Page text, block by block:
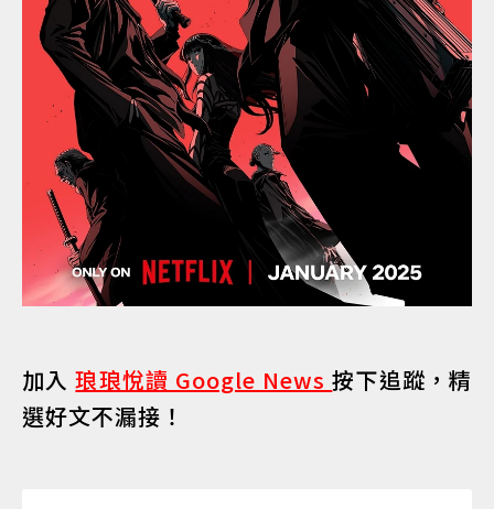
加入琅琅悅讀 Google News按下追蹤，精
選好文不漏接！